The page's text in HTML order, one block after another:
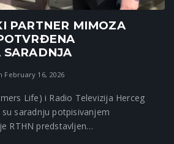
PARTNER MIMOZA
SARADNJA
February 16, 2026February 16, 2026
Life) i Radio Televizija Herceg
saradnju potpisivanjem
RTHN predstavljen…